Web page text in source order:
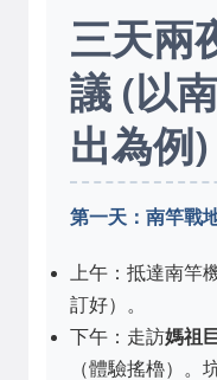
三天兩
議 (以
出為例)
第一天：南竿戰
上午：抵達南竿
訂好）。
下午：走訪媽祖
（體驗搖櫓）。